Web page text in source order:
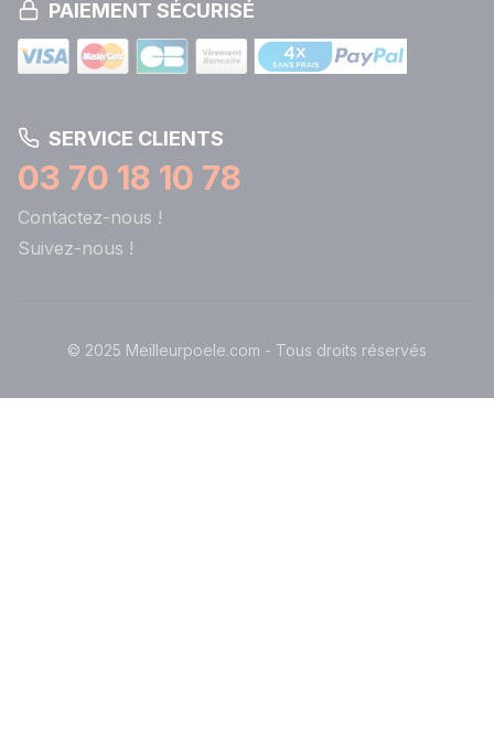
PAIEMENT SÉCURISÉ
SERVICE CLIENTS
03 70 18 10 78
Contactez-nous !
Suivez-nous !
© 2025 Meilleurpoele.com - Tous droits réservés